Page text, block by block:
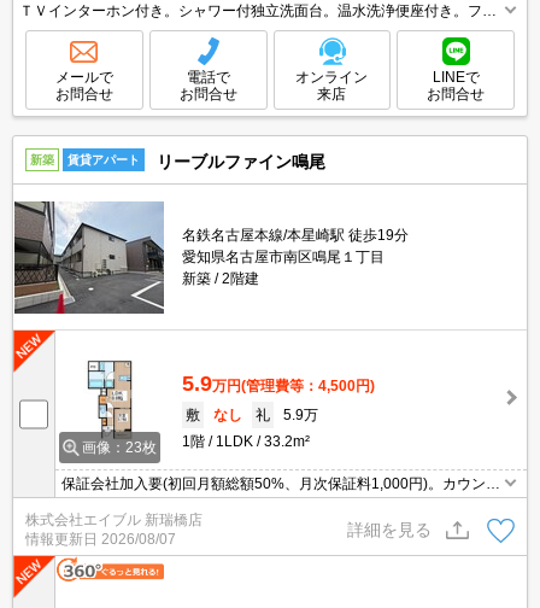
ＴＶインターホン付き。シャワー付独立洗面台。温水洗浄便座付き。ファ
ミリーマートへ210m。ドラッグストアへ450m。スーパーへ900m。郵便
局へ2,000m。引越指定業者あり。
メールで
お問合せ
電話で
お問合せ
オンライン
来店
LINEで
お問合せ
新築 賃貸アパート リーブルファイン鳴尾
名鉄名古屋本線/本星崎駅 徒歩19分
愛知県名古屋市南区鳴尾１丁目
新築
2階建
画像：23枚
5.9万円(管理費等：4,500円)
敷
なし 礼
5.9万
1階
1LDK 33.2m²
保証会社加入要(初回月額総額50%、月次保証料1,000円)。カウンタ
ー式システムキッチン。角部屋。浴室乾燥機付。追い焚き機能付き
バス。洗面化粧台付き。宅配ボックスあり。インターネット無料。
株式会社エイブル 新瑞橋店
情報更新日 2026/08/07
詳細を見る